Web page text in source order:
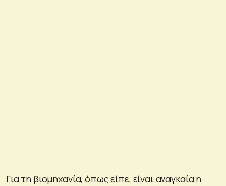
Για τη βιομηχανία, όπως είπε, είναι αναγκαία η